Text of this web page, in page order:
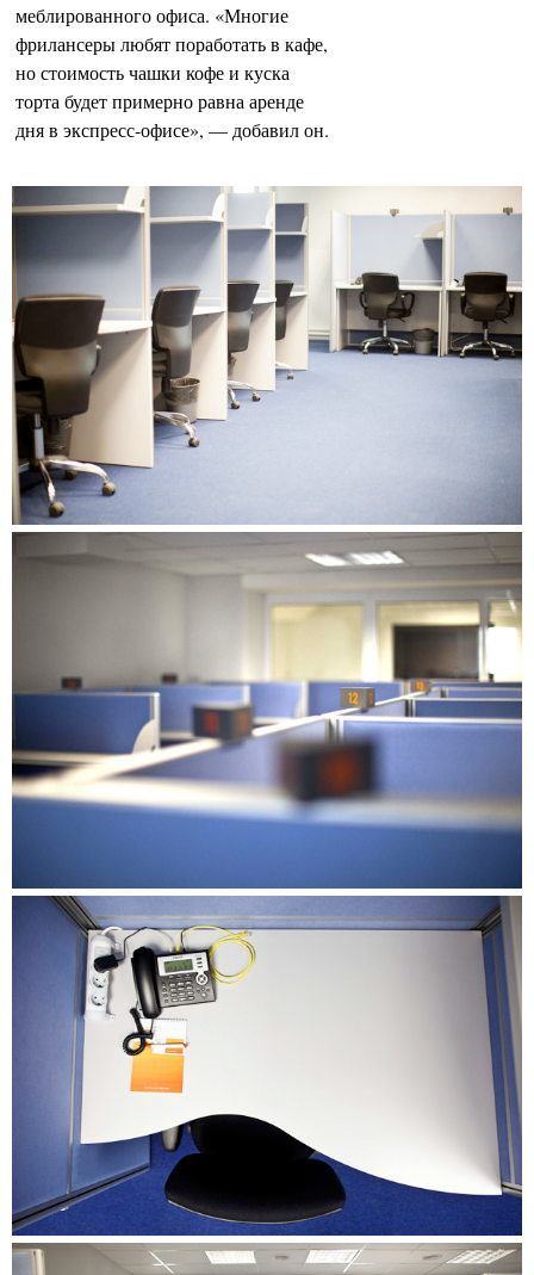
меблированного офиса. «Многие
фрилансеры любят поработать в кафе,
но стоимость чашки кофе и куска
торта будет примерно равна аренде
дня в экспресс-офисе», — добавил он.